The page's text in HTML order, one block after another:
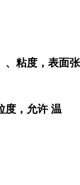
、粘度，表面张
度，允许 温